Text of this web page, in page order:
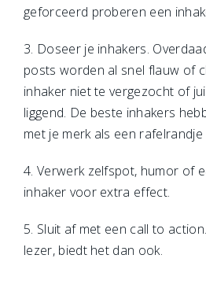
geforceerd proberen een
3. Doseer je inhakers.
posts worden al snel flauw of
inhaker niet te vergezocht of
liggend. De beste inhakers
met je merk als een rafelrandje
4. Verwerk zelfspot, humor of
inhaker voor extra effect.
5. Sluit af met een call to
lezer, biedt het dan ook.